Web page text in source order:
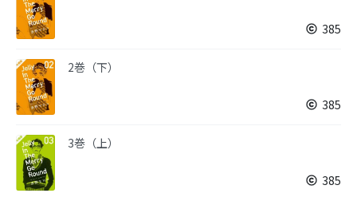
385
2巻（下）
385
3巻（上）
385